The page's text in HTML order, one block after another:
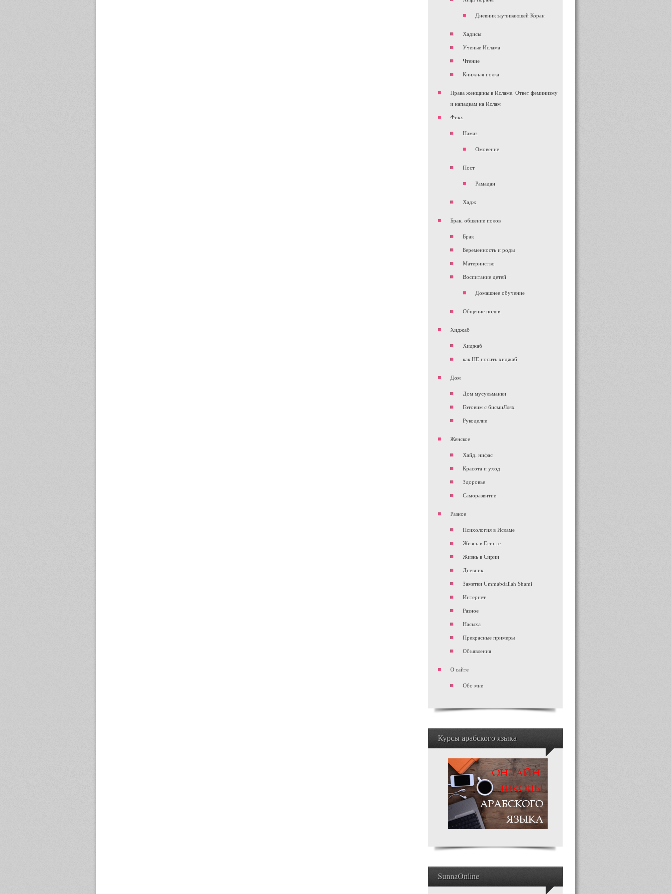
Дневник заучивающей Коран
Хадисы
Ученые Ислама
Чтение
Книжная полка
Права женщины в Исламе. Ответ феминизму
и нападкам на Ислам
Фикх
Намаз
Омовение
Пост
Рамадан
Хадж
Брак, общение полов
Брак
Беременность и роды
Материнство
Воспитание детей
Домашнее обучение
Общение полов
Хиджаб
Хиджаб
как НЕ носить хиджаб
Дом
Дом мусульманки
Готовим с бисмиЛлях
Рукоделие
Женское
Хайд, нифас
Красота и уход
Здоровье
Саморазвитие
Разное
Психология в Исламе
Жизнь в Египте
Жизнь в Сирии
Дневник
Заметки Ummabdallah Shami
Интернет
Разное
Насыха
Прекрасные примеры
Объявления
О сайте
Обо мне
Курсы арабского языка
SunnaOnline